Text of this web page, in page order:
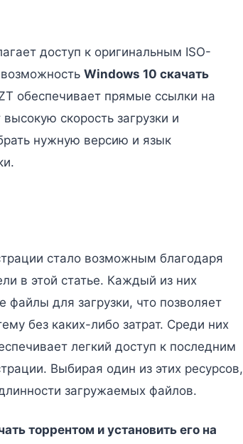
доступ к оригинальным ISO-
Windows 10 скачать
обеспечивает прямые ссылки на
скорость загрузки и
нужную версию и язык
стало возможным благодаря
в этой статье. Каждый из них
файлы для загрузки, что позволяет
без каких-либо затрат. Среди них
легкий доступ к последним
Выбирая один из этих ресурсов,
загружаемых файлов.
торрентом и установить его на